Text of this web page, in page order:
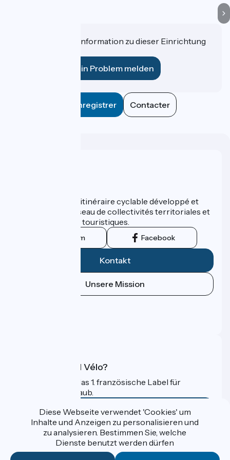
Haben Sie eine Information zu dieser Einrichtung
Ein Problem melden
Enregistrer Contacter
ViaRhôna est un itinéraire cyclable développé et
promu par un réseau de collectivités territoriales et
leurs institutions touristiques.
Instagram Facebook
Kontakt
Unsere Mission
Was ist Accueil Vélo?
Accueil Vélo ist das 1. französische Label für
Radfahrer im Urlaub.
Mehr erfahren
Gefördert im Rahmen von Destination France
Diese Webseite verwendet 'Cookies' um
Inhalte und Anzeigen zu personalisieren und
zu analysieren. Bestimmen Sie, welche
Dienste benutzt werden dürfen